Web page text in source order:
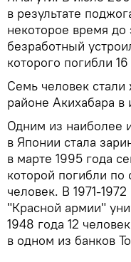
в результате
некоторое время до
безработный
которого погибли
Семь человек
районе Акихабара
Одним из наиболее
в Японии стала
в марте 1995 года
которой погибли
человек. В 1971-
"Красной армии"
1948 года 12
в одном из банков